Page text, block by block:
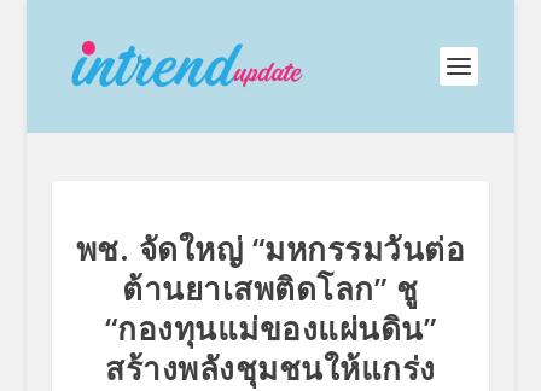
พช. จัดใหญ่ “มหกรรมวันต่อ
ต้านยาเสพติดโลก” ชู
“กองทุนแม่ของแผ่นดิน”
สร้างพลังชุมชนให้แกร่ง